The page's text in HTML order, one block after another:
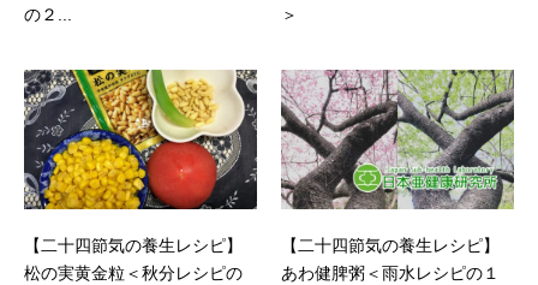
の２...
＞
【二十四節気の養生レシピ】
松の実黄金粒＜秋分レシピの
【二十四節気の養生レシピ】
あわ健脾粥＜雨水レシピの１